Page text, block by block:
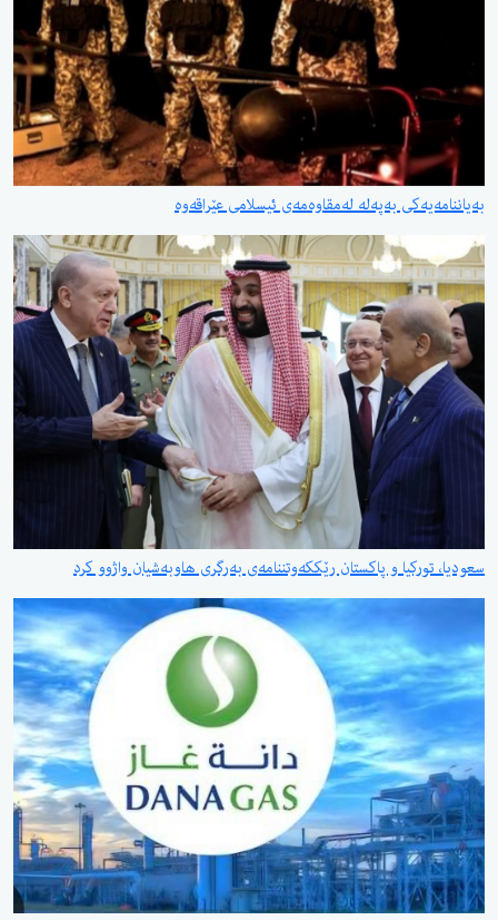
بەیاننامەیەكی بەپەلە لەمقاوەمەی ئیسلامی عێراقەوە
سعودیا، تورکیا و پاکستان رێککەوتننامەی بەرگری هاوبەشیان واژوو کرد